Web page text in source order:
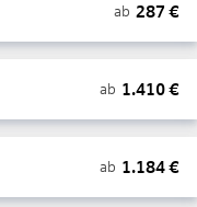
ab 287 €
ab 1.410€
ab 1.184€